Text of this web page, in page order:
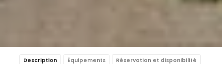
Description Équipements Réservation et disponibilité